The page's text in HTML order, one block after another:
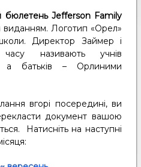
бюлетень Jefferson Family
Логотип «Орел»
Директор Займер і
називають учнів
а батьків – Орлиними
вгорі посередині, ви
документ вашою
Натисніть на наступні